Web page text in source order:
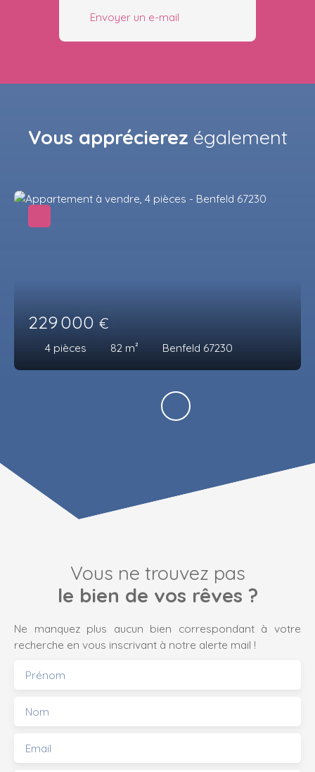
Envoyer un e-mail
Vous apprécierez également
229 000 €
4 pièces 82 m² Benfeld 67230
Vous ne trouvez pas
le bien de vos rêves ?
Ne manquez plus aucun bien correspondant à votre
recherche en vous inscrivant à notre alerte mail !
Prénom
Nom
Email